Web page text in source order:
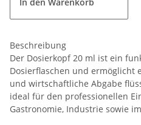
Beschreibung
Der Dosierkopf 20 ml ist ein
Dosierflaschen und ermöglicht
und wirtschaftliche Abgabe
ideal für den professionellen
Gastronomie, Industrie sowie